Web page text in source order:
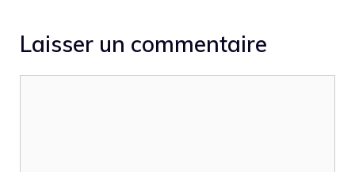
Laisser un commentaire